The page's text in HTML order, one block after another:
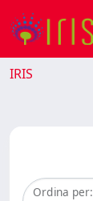
IRIS
Ordina per: